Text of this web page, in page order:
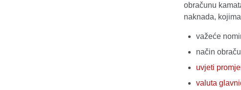
obračunu
naknada,
važeće
način
uvjeti
valuta